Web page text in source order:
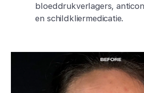
bloeddrukverlagers,
en schildkliermedicatie.